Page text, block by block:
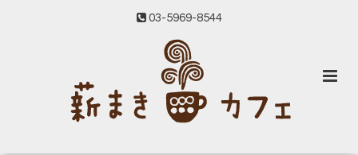
03-5969-8544